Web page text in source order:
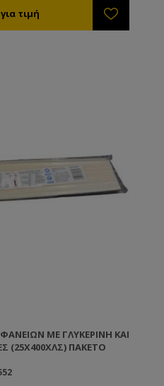
του.
ΜΕ ΓΛΥΚΕΡΊΝΗ ΚΑΙ
(25X400ΧΛΣ) ΠΑΚΈΤΟ